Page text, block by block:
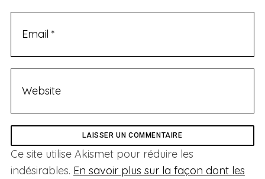
Ce site utilise Akismet pour réduire les
indésirables. En savoir plus sur la façon dont les